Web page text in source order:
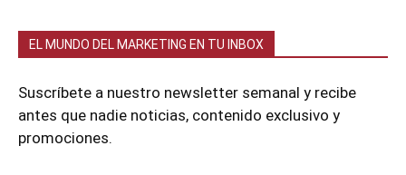
EL MUNDO DEL MARKETING EN TU INBOX
Suscríbete a nuestro newsletter semanal y recibe
antes que nadie noticias, contenido exclusivo y
promociones.